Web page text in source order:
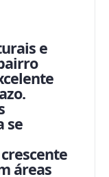
e
se
áreas